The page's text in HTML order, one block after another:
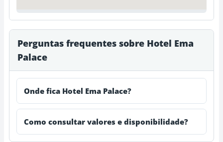
Perguntas frequentes sobre Hotel Ema
Palace
Onde fica Hotel Ema Palace?
Como consultar valores e disponibilidade?